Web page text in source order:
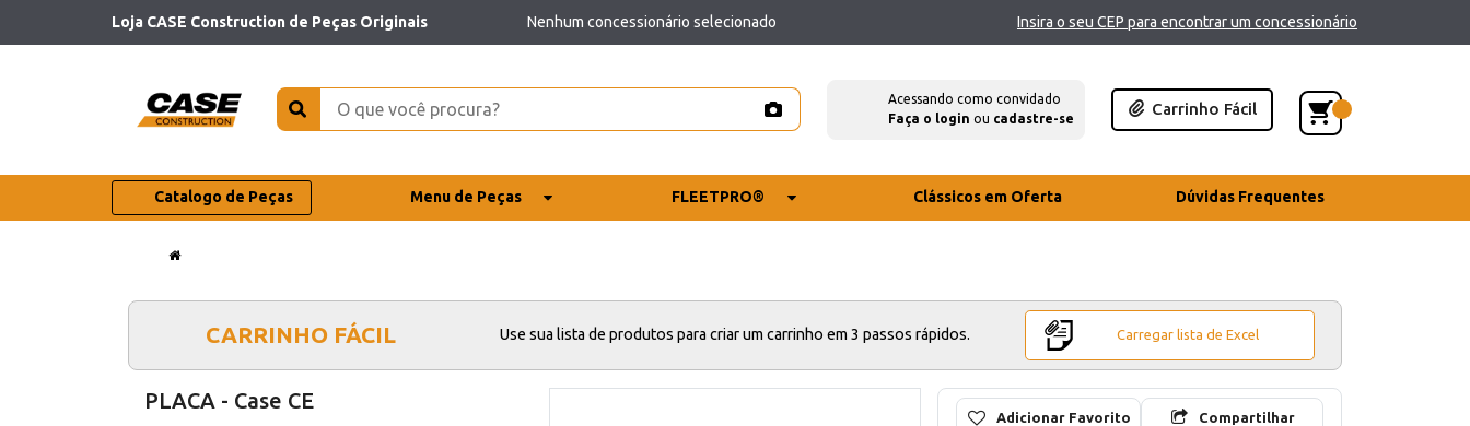
Loja CASE Construction de Peças Originais Nenhum concessionário selecionado Insira o seu CEP para encontrar um concessionário
Acessando como convidado
Faça o login ou cadastre-se
Carrinho Fácil
Catalogo de Peças Menu de Peças FLEETPRO® Clássicos em Oferta Dúvidas Frequentes
CARRINHO FÁCIL Use sua lista de produtos para criar um carrinho em 3 passos rápidos. Carregar lista de Excel
PLACA - Case CE
Adicionar Favorito Compartilhar